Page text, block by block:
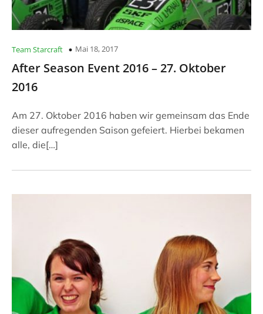
Team Starcraft Mai 18, 2017
After Season Event 2016 – 27. Oktober
2016
Am 27. Oktober 2016 haben wir gemeinsam das Ende
dieser aufregenden Saison gefeiert. Hierbei bekamen
alle, die[…]